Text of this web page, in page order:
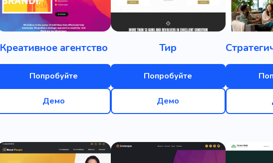
Креативное агентство
Попробуйте
Демо
Тир
Попробуйте
Демо